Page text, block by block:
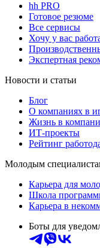
hh PRO
Готовое резюме
Все сервисы
Хочу у вас
Экспертная
Новости и статьи
Блог
О компаниях в
Жизнь в
ИТ-проекты
Рейтинг
Молодым
Карьера для
Школа
Карьера в
Боты для